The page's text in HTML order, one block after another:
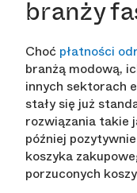
branży
Choć płatności
branżą modową,
innych sektorach
stały się już
rozwiązania takie
później
koszyka
porzuconych